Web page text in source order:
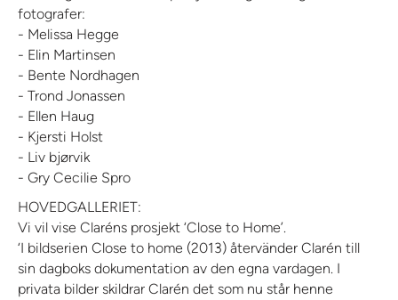
fotografer:
- Melissa Hegge
- Elin Martinsen
- Bente Nordhagen
- Trond Jonassen
- Ellen Haug
- Kjersti Holst
- Liv bjørvik
- Gry Cecilie Spro
HOVEDGALLERIET:
Vi vil vise Claréns prosjekt ‘Close to Home’.
‘I bildserien Close to home (2013) återvänder Clarén till
sin dagboks dokumentation av den egna vardagen. I
privata bilder skildrar Clarén det som nu står henne